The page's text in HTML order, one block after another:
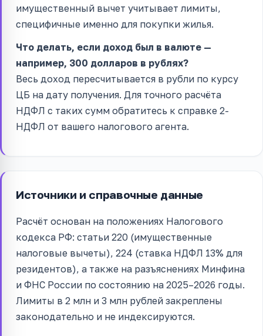
имущественный вычет учитывает лимиты,
специфичные именно для покупки жилья.
Что делать, если доход был в валюте —
например, 300 долларов в рублях?
Весь доход пересчитывается в рубли по курсу
ЦБ на дату получения. Для точного расчёта
НДФЛ с таких сумм обратитесь к справке 2-
НДФЛ от вашего налогового агента.
Источники и справочные данные
Расчёт основан на положениях Налогового
кодекса РФ: статьи 220 (имущественные
налоговые вычеты), 224 (ставка НДФЛ 13% для
резидентов), а также на разъяснениях Минфина
и ФНС России по состоянию на 2025–2026 годы.
Лимиты в 2 млн и 3 млн рублей закреплены
законодательно и не индексируются.